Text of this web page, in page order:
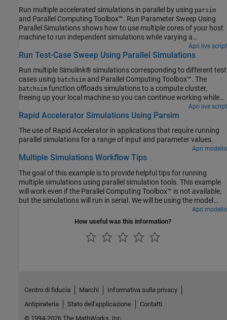
Run multiple accelerated simulations in parallel by using parsim
and Parallel Computing Toolbox™. Run Parameter Sweep Using
Parallel Simulations shows how to use multiple cores of your host
machine to run independent simulations while varying a
parameter. In this example, use rapid accelerator mode to speed
up multiple simulations even further. If you do not have Parallel
this example run serially.
Apri live script
Run Test-Case Sweep Using Parallel Simulations
Run multiple Simulink® simulations corresponding to different test
cases using batchsim and Parallel Computing Toolbox™. The
batchsim function offloads simulations to a compute cluster,
freeing up your local machine so you can continue working while
is useful for running
parallel simulations on local resources,batchsimis useful for
If you do not have Parallel Computing Toolbox, the simulations in
this example will run serially.
Apri live script
Rapid Accelerator Simulations Using Parsim
The use of Rapid Accelerator in applications that require running
parallel simulations for a range of input and parameter values.
Apri modello
Multiple Simulations Workflow Tips
The goal of this example is to provide helpful tips for running
multiple simulations using parallel simulation tools. This example
will work even if the Parallel Computing Toolbox™ is not available,
but the simulations will run in serial. We will be using the model
Apri modello
How useful was this information?
Centro di fiducia Marchi
Informativa sulla privacy
Antipirateria
Stato dell'applicazione
Contatti
© 1994-2026 The MathWorks, Inc.